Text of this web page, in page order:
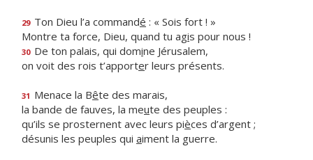
29 Ton Dieu l’a commandé : « Sois fort ! »
Montre ta force, Dieu, quand tu agis pour nous !
30 De ton palais, qui domine Jérusalem,
on voit des rois t’apporter leurs présents.
31 Menace la Bête des marais,
la bande de fauves, la meute des peuples :
qu’ils se prosternent avec leurs pièces d’argent ;
désunis les peuples qui aiment la guerre.